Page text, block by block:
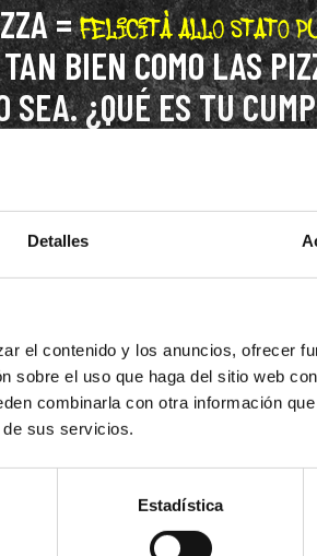
Detalles
el contenido y los anuncios, ofrecer
sobre el uso que haga del sitio web
combinarla con otra información
sus servicios.
Estadística
=
BIEN COMO LAS
SEA. ¿QUÉ ES TU
CELEBRA. ¿QUÉ HAS
¿QUÉ SIMPLEMENTE
ESTA! EN PAPIZZA
QUE PREOCUPAR
QUE UN GIORNO ES
SABER
?
LO CONTAMOS TODO.